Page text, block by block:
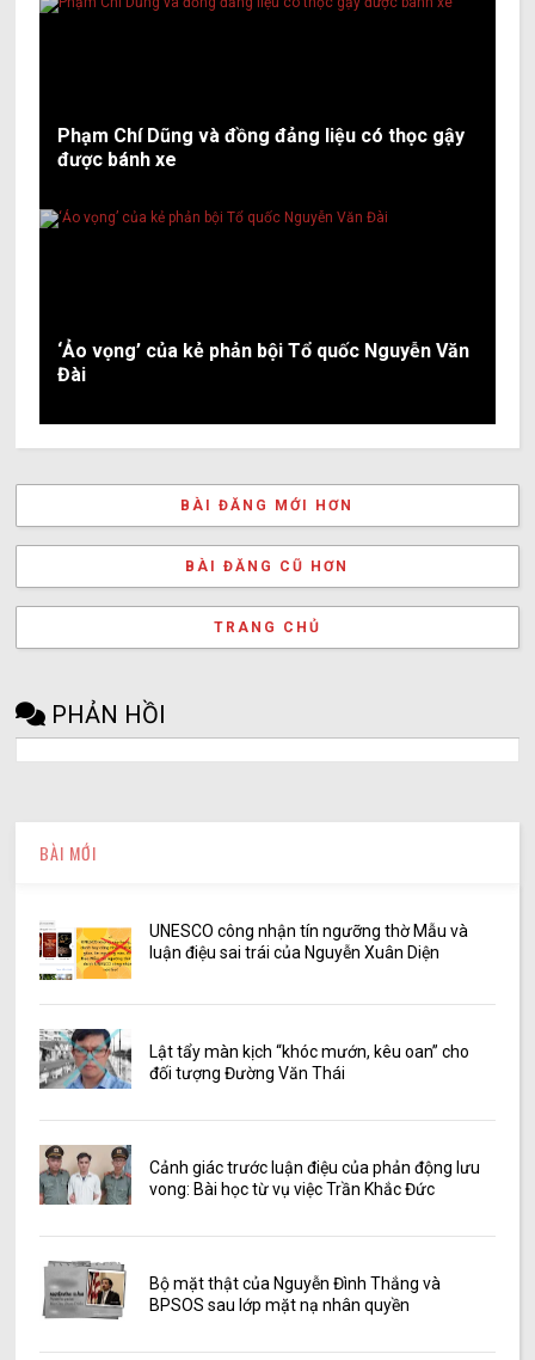
Phạm Chí Dũng và đồng đảng liệu có thọc gậy
được bánh xe
‘Ảo vọng’ của kẻ phản bội Tổ quốc Nguyễn Văn
Đài
BÀI ĐĂNG MỚI HƠN
BÀI ĐĂNG CŨ HƠN
TRANG CHỦ
PHẢN HỒI
BÀI MỚI
UNESCO công nhận tín ngưỡng thờ Mẫu và
luận điệu sai trái của Nguyễn Xuân Diện
Lật tẩy màn kịch “khóc mướn, kêu oan” cho
đối tượng Đường Văn Thái
Cảnh giác trước luận điệu của phản động lưu
vong: Bài học từ vụ việc Trần Khắc Đức
Bộ mặt thật của Nguyễn Đình Thắng và
BPSOS sau lớp mặt nạ nhân quyền